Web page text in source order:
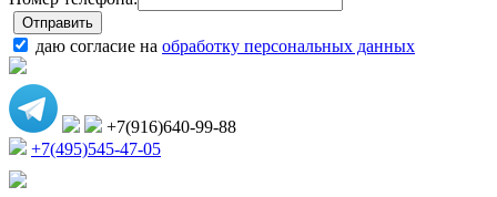
даю согласие на обработку персональных данных
+7(916)640-99-88
+7(495)545-47-05